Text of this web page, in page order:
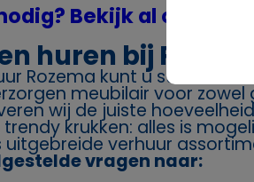
Bekijk al onze
huren bij
Rozema kunt u stoelen
meubilair voor
wij de juiste
krukken: alles is
verhuur
vragen naar: